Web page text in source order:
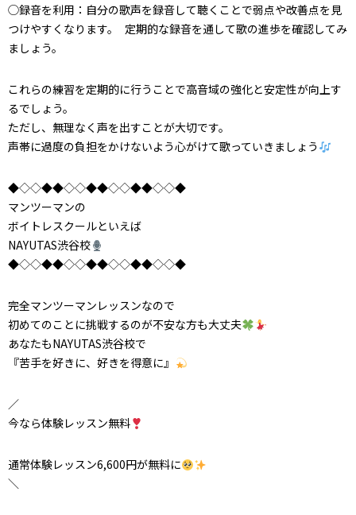
◯録音を利用：自分の歌声を録音して聴くことで弱点や改善点を見
つけやすくなります。 定期的な録音を通して歌の進歩を確認してみ
ましょう。
これらの練習を定期的に行うことで高音域の強化と安定性が向上す
るでしょう。
ただし、無理なく声を出すことが大切です。
声帯に過度の負担をかけないよう心がけて歌っていきましょう
◆◇◇◆◆◇◇◆◆◇◇◆◆◇◇◆
マンツーマンの
ボイトレスクールといえば
NAYUTAS渋谷校
◆◇◇◆◆◇◇◆◆◇◇◆◆◇◇◆
完全マンツーマンレッスンなので
初めてのことに挑戦するのが不安な方も大丈夫
あなたもNAYUTAS渋谷校で
『苦手を好きに、好きを得意に』
／
今なら体験レッスン無料
通常体験レッスン6,600円が無料に
＼